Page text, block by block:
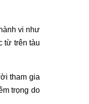
vi như
từ trên tàu
tham gia
trọng do